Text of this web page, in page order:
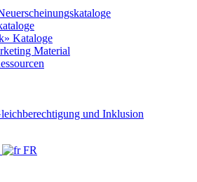
Kataloge
Material
und Inklusion
FR